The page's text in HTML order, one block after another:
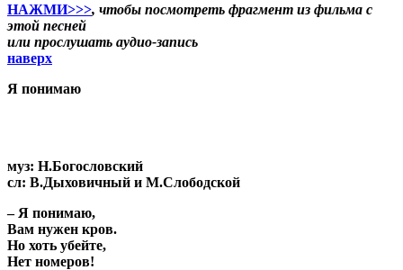
НАЖМИ>>>, чтобы посмотреть фрагмент из фильма с
этой песней
или прослушать аудио-запись
наверх
Я понимаю
муз: Н.Богословский
сл: В.Дыховичный и М.Слободской
– Я понимаю,
Вам нужен кров.
Но хоть убейте,
Нет номеров!